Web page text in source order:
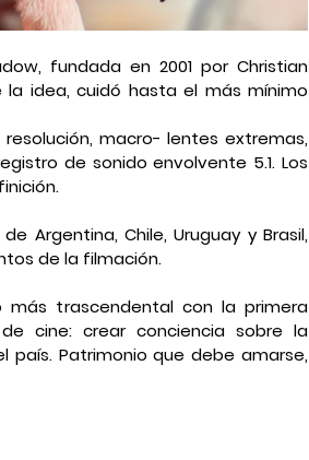
fundada en 2001 por Christian
la idea, cuidó hasta el más mínimo
macro- lentes extremas,
de sonido envolvente 5.1. Los
Argentina, Chile, Uruguay y Brasil,
de la filmación.
más trascendental con la primera
cine: crear conciencia sobre la
Patrimonio que debe amarse,